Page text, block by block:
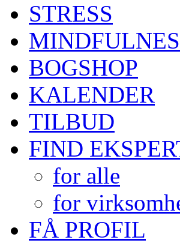
STRESS
BOGSHOP
KALENDER
TILBUD
FIND
for alle
for
FÅ PROFIL